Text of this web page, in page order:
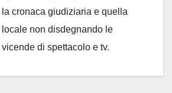
la cronaca giudiziaria e quella
locale non disdegnando le
vicende di spettacolo e tv.